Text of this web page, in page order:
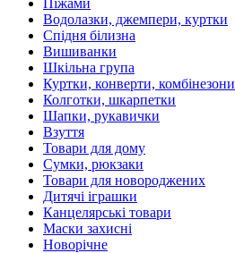
Піжами
Водолазки, джемпери, куртки
Спідня білизна
Вишиванки
Шкільна група
Куртки, конверти, комбінезони
Колготки, шкарпетки
Шапки, рукавички
Взуття
Товари для дому
Сумки, рюкзаки
Товари для новороджених
Дитячі іграшки
Канцелярські товари
Маски захисні
Новорічне